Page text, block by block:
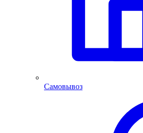
Самовывоз